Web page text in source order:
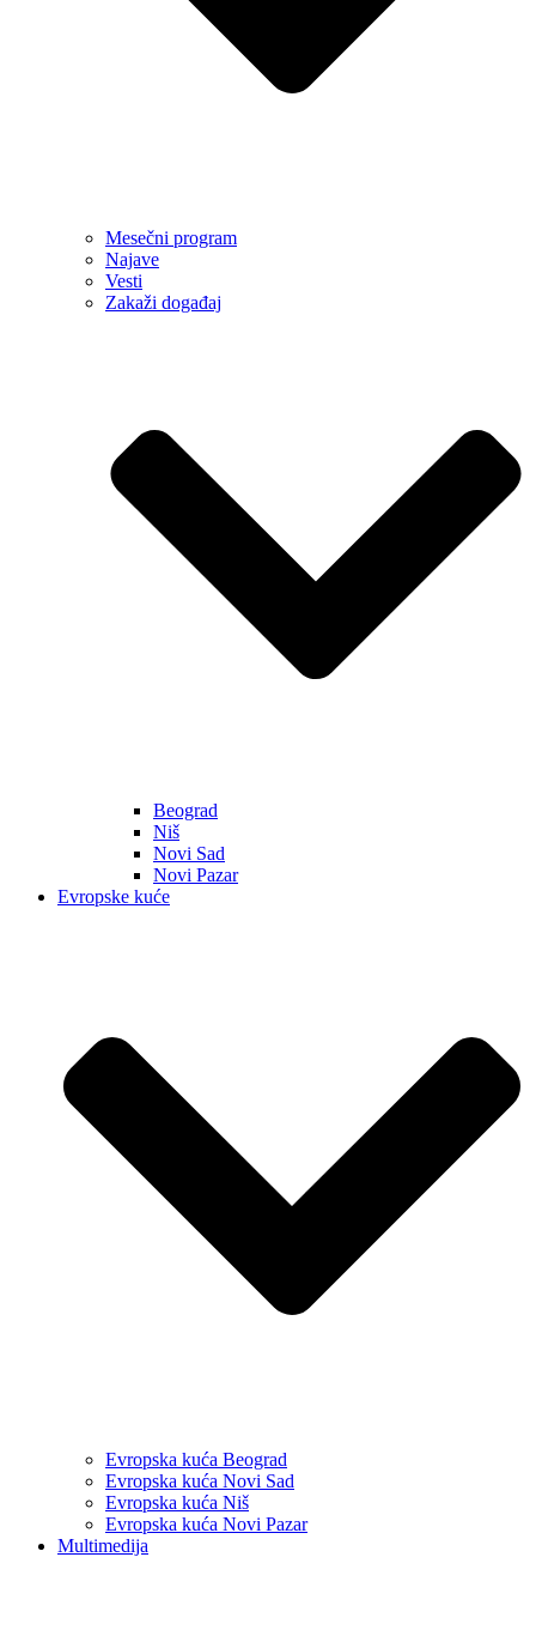
Mesečni program
Najave
Vesti
Zakaži događaj
Beograd
Niš
Novi Sad
Novi Pazar
Evropske kuće
Evropska kuća Beograd
Evropska kuća Novi Sad
Evropska kuća Niš
Evropska kuća Novi Pazar
Multimedija